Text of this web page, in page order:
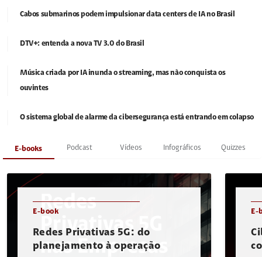
Cabos submarinos podem impulsionar data centers de IA no Brasil
DTV+: entenda a nova TV 3.0 do Brasil
Música criada por IA inunda o streaming, mas não conquista os
ouvintes
O sistema global de alarme da cibersegurança está entrando em colapso
E-books Podcast Vídeos Infográficos Quizzes
E-book
Redes Privativas 5G: do
planejamento à operação
E-